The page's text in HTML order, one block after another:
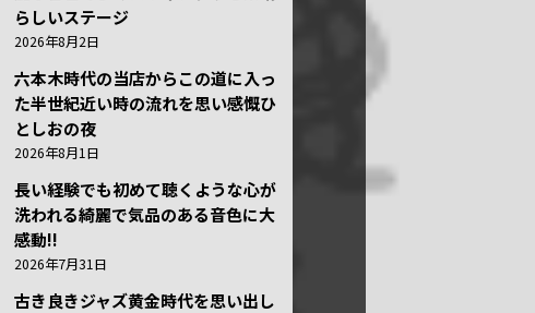
らしいステージ
2026年8月2日
六本木時代の当店からこの道に入っ
た半世紀近い時の流れを思い感慨ひ
としおの夜
2026年8月1日
長い経験でも初めて聴くような心が
洗われる綺麗で気品のある音色に大
感動!!
2026年7月31日
古き良きジャズ黄金時代を思い出し